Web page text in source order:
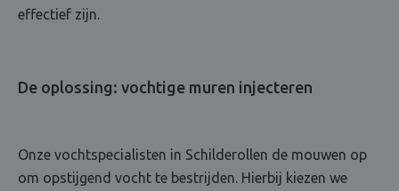
effectief zijn.
De oplossing: vochtige muren injecteren
Onze vochtspecialisten in Schilderollen de mouwen op
om opstijgend vocht te bestrijden. Hierbij kiezen we